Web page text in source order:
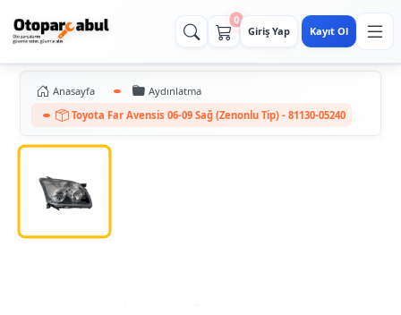
0
Giriş Yap Kayıt Ol
Anasayfa
Aydınlatma
Toyota Far Avensis 06-09 Sağ (Zenonlu Tip) - 81130-05240